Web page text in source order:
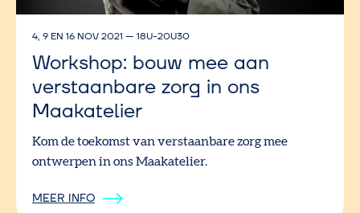
4, 9 EN 16 NOV 2021 — 18U-20U30
Workshop: bouw mee aan
verstaanbare zorg in ons
Maakatelier
Kom de toekomst van verstaanbare zorg mee
ontwerpen in ons Maakatelier.
MEER INFO